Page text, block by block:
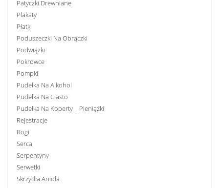
Patyczki Drewniane
Plakaty
Płatki
Poduszeczki Na Obrączki
Podwiązki
Pokrowce
Pompki
Pudełka Na Alkohol
Pudełka Na Ciasto
Pudełka Na Koperty | Pieniążki
Rejestracje
Rogi
Serca
Serpentyny
Serwetki
Skrzydła Anioła